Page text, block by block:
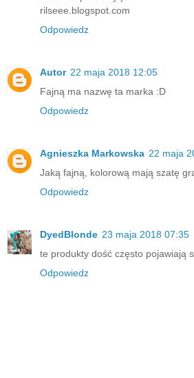
rilseee.blogspot.com
Odpowiedz
Autor 22 maja 2018 12:05
Fajną ma nazwę ta marka :D
Odpowiedz
Agnieszka Markowska 22 maja
Jaką fajną, kolorową mają szatę
Odpowiedz
DyedBlonde 23 maja 2018 07:35
te produkty dość często pojawiają
Odpowiedz